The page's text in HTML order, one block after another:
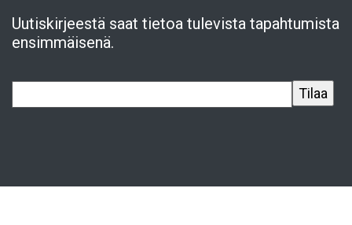
Uutiskirjeestä saat tietoa tulevista tapahtumista
ensimmäisenä.